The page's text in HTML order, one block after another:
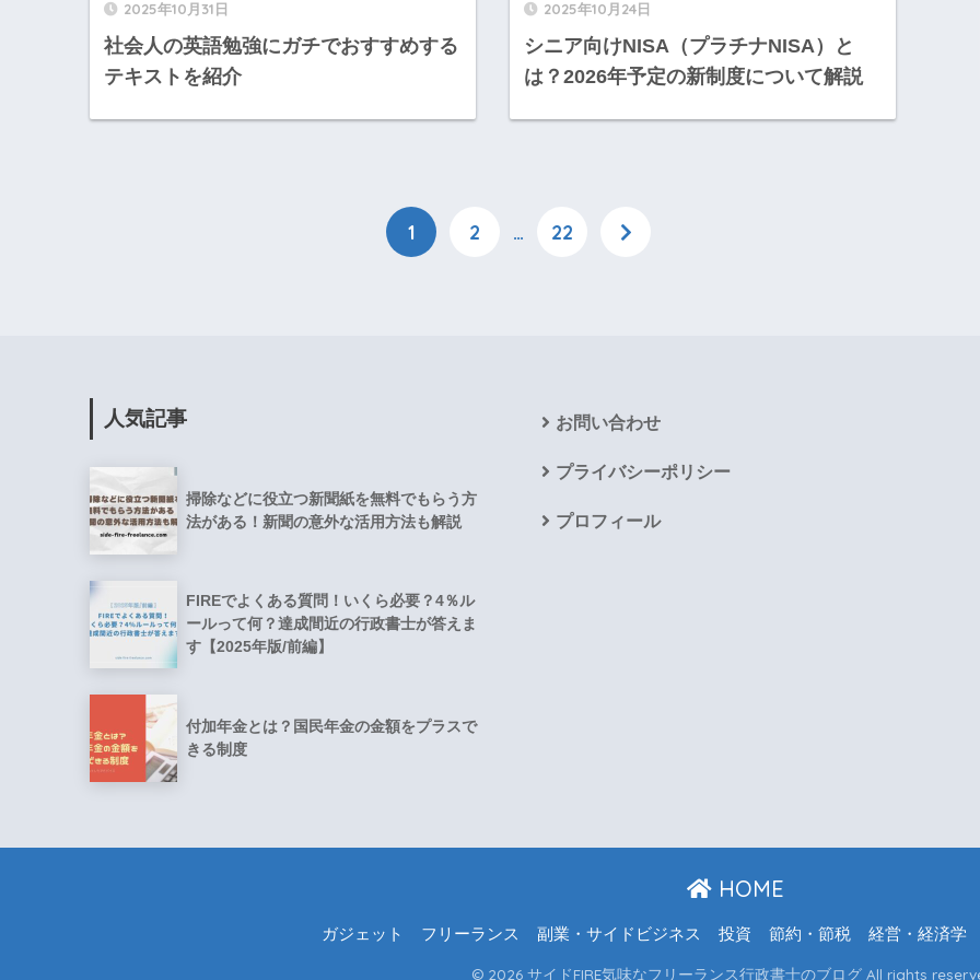
2025年10月31日
社会人の英語勉強にガチでおすすめする
テキストを紹介
2025年10月24日
シニア向けNISA（プラチナNISA）と
は？2026年予定の新制度について解説
1 2 … 22
人気記事
掃除などに役立つ新聞紙を無料でもらう方
法がある！新聞の意外な活用方法も解説
FIREでよくある質問！いくら必要？4％ル
ールって何？達成間近の行政書士が答えま
す【2025年版/前編】
付加年金とは？国民年金の金額をプラスで
きる制度
お問い合わせ
プライバシーポリシー
プロフィール
HOME
ガジェット フリーランス 副業・サイドビジネス 投資 節約・節税 経営・経済学
© 2026 サイドFIRE気味なフリーランス行政書士のブログ All rights